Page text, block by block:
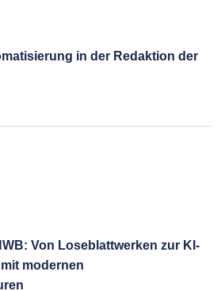
in der Redaktion der
Von Loseblattwerken zur KI-
modernen